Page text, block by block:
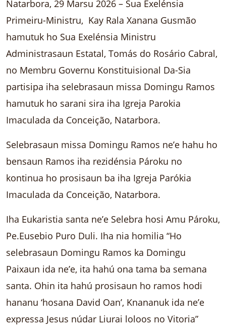
Natarbora, 29 Marsu 2026 – Sua Exelénsia
Primeiru-Ministru, Kay Rala Xanana Gusmão
hamutuk ho Sua Exelénsia Ministru
Administrasaun Estatal, Tomás do Rosário Cabral,
no Membru Governu Konstituisional Da-Sia
partisipa iha selebrasaun missa Domingu Ramos
hamutuk ho sarani sira iha Igreja Parokia
Imaculada da Conceição, Natarbora.
Selebrasaun missa Domingu Ramos ne’e hahu ho
bensaun Ramos iha rezidénsia Pároku no
kontinua ho prosisaun ba iha Igreja Parókia
Imaculada da Conceição, Natarbora.
Iha Eukaristia santa ne’e Selebra hosi Amu Pároku,
Pe.Eusebio Puro Duli. Iha nia homilia “Ho
selebrasaun Domingu Ramos ka Domingu
Paixaun ida ne’e, ita hahú ona tama ba semana
santa. Ohin ita hahú prosisaun ho ramos hodi
hananu ‘hosana David Oan’, Knananuk ida ne’e
expressa Jesus núdar Liurai loloos no Vitoria”